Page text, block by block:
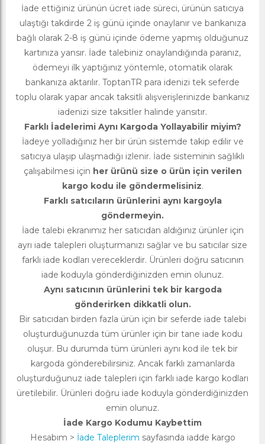
İade ettiğiniz ürünün ücret iade süreci, ürünün satıcıya
ulaştığı takdirde 2 iş günü içinde onaylanır ve bankanıza
bağlı olarak 2-8 iş günü içinde ödeme yapmış olduğunuz
kartınıza yansır. İade talebiniz onaylandığında paranız,
ödemeyi ilk yaptığınız yöntemle, otomatik olarak
bankanıza aktarılır. ToptanTR para idenizi tek seferde
toplu olarak yapar ancak taksitli alışverişlerinizde bankanız
iadenizi size taksitler halinde yansıtır.
Farklı İadelerimi Aynı Kargoda Yollayabilir miyim?
İadeye yolladığınız her bir ürün sistemde takip edilir ve
satıcıya ulaşıp ulaşmadığı izlenir. İade sisteminin sağlıklı
çalışabilmesi için her ürünü size o ürün için verilen
kargo kodu ile göndermelisiniz.
Farklı satıcıların ürünlerini aynı kargoyla
göndermeyin.
İade talebi ekranımız her satıcıdan aldığınız ürünler için
ayrı iade talepleri oluşturmanızı sağlar ve bu satıcılar size
farklı iade kodları vereceklerdir. Ürünleri doğru satıcının
iade koduyla gönderdiğinizden emin olunuz.
Aynı satıcının ürünlerini tek bir kargoda
gönderirken dikkatli olun.
Bir satıcıdan birden fazla ürün için bir seferde iade talebi
oluşturduğunuzda tüm ürünler için bir tane iade kodu
oluşur. Bu durumda tüm ürünleri aynı kod ile tek bir
kargoda gönderebilirsiniz. Ancak farklı zamanlarda
oluşturduğunuz iade talepleri için farklı iade kargo kodları
üretilebilir. Ürünleri doğru iade koduyla gönderdiğinizden
emin olunuz.
İade Kargo Kodumu Kaybettim
Hesabım > İade Taleplerim sayfasında iadde kargo